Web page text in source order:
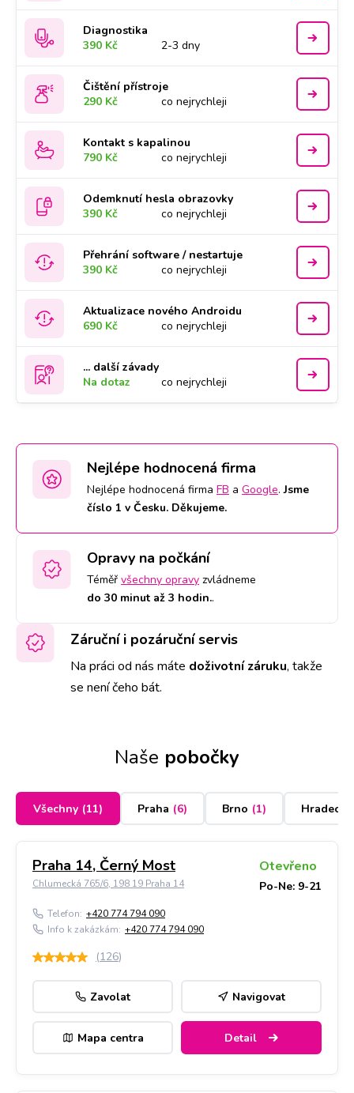
Diagnostika
390 Kč
2-3 dny
Čištění přístroje
290 Kč
co nejrychleji
Kontakt s kapalinou
790 Kč
co nejrychleji
Odemknutí hesla obrazovky
390 Kč
co nejrychleji
Přehrání software / nestartuje
390 Kč
co nejrychleji
Aktualizace nového Androidu
690 Kč
co nejrychleji
... další závady
Na dotaz
co nejrychleji
Nejlépe hodnocená firma
Nejlépe hodnocená firma FB a Google.Jsme
číslo 1 v Česku. Děkujeme.
Opravy na počkání
Téměř všechny opravy zvládneme
do 30 minut až 3 hodin..
Záruční i pozáruční servis
Na práci od nás máte doživotní záruku, takže
se není čeho bát.
Naše pobočky
Všechny (11) Praha (6) Brno (1) Hradec
Praha 14, Černý Most
Chlumecká 765/6, 198 19 Praha 14
Otevřeno
Po-Ne: 9-21
Telefon: +420 774 794 090
Info k zakázkám: +420 774 794 090
(126)
Zavolat Navigovat
Mapa centra Detail